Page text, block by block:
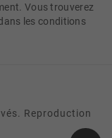
Vous trouverez
les conditions
Reproduction